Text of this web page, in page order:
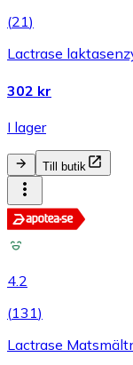
(21)
Lactrase
302 kr
I lager
Till butik
4.2
(131)
Lactrase